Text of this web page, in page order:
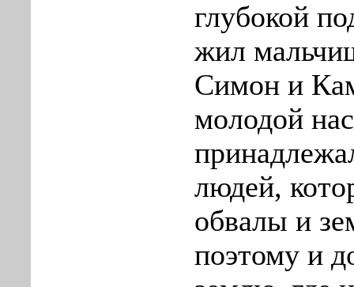
глубокой
жил
Симон и
молодой
людей,
обвалы и
поэтому и